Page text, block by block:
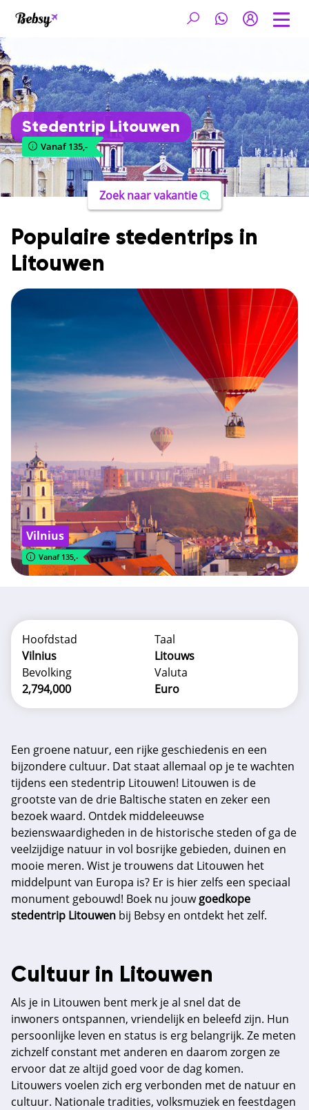
Stedentrip Litouwen
Vanaf 135,-
Zoek naar vakantie
Populaire stedentrips in
Litouwen
Vilnius
Vanaf 135,-
Hoofdstad
Vilnius
Taal
Litouws
Bevolking
2,794,000
Valuta
Euro
Een groene natuur, een rijke geschiedenis en een
bijzondere cultuur. Dat staat allemaal op je te wachten
tijdens een stedentrip Litouwen! Litouwen is de
grootste van de drie Baltische staten en zeker een
bezoek waard. Ontdek middeleeuwse
bezienswaardigheden in de historische steden of ga de
veelzijdige natuur in vol bosrijke gebieden, duinen en
mooie meren. Wist je trouwens dat Litouwen het
middelpunt van Europa is? Er is hier zelfs een speciaal
monument gebouwd! Boek nu jouwgoedkope
stedentrip Litouwen bij Bebsy en ontdekt het zelf.
Cultuur in Litouwen
Als je in Litouwen bent merk je al snel dat de
inwoners ontspannen, vriendelijk en beleefd zijn. Hun
persoonlijke leven en status is erg belangrijk. Ze meten
zichzelf constant met anderen en daarom zorgen ze
ervoor dat ze altijd goed voor de dag komen.
Litouwers voelen zich erg verbonden met de natuur en
cultuur. Nationale tradities, volksmuziek en feestdagen